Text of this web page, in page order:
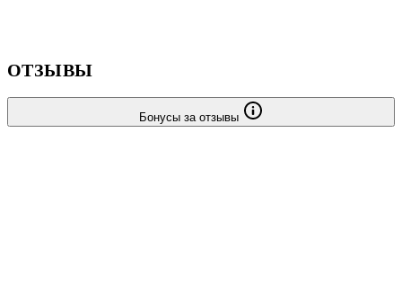
ОТЗЫВЫ
Бонусы за отзывы